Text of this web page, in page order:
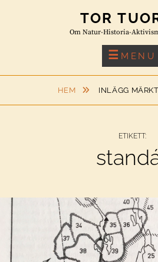
TOR
Om Natur-Historia-
MENU
HEM INLÄGG
ETIKETT: